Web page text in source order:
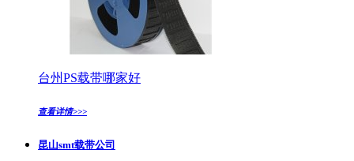
台州PS载带哪家好
查看详情>>>
昆山smt载带公司